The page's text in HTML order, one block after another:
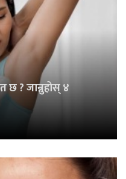
छ ? जान्नुहोस् ४